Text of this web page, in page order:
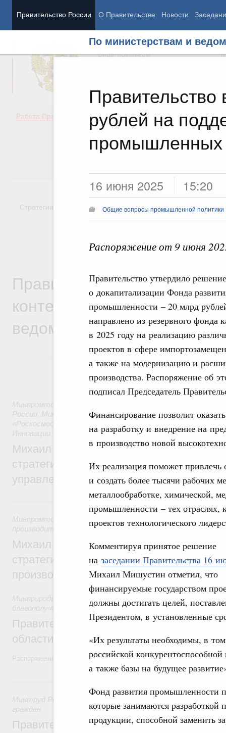
Правительство России О Правительстве Новости
По министерствам и
рублей на
промышленных
16 июня 2025 15:20
Общие вопросы промышленной политики
Распоряжение от 9 июня
Правительство утвердило решение
о докапитализации Фонда
промышленности – 20 млрд
направлено из резервного фонда
в 2025 году на реализацию
проектов в сфере
а также на модернизацию и
производства. Распоряжение об
подписал Председатель
Финансирование позволит
на разработку и внедрение на
в производство новой
Их реализация поможет
и создать более тысячи рабочих
металлообработке, химической,
промышленности – тех отраслях,
проектов технологического
Комментируя принятое решение
на заседании Правительства 16
Михаил Мишустин отметил, что
финансируемые государством
должны достигать целей,
Президентом, в установленные
«Их результаты необходимы, в
российской
а также базы на будущее
Фонд развития промышленности
которые занимаются разработкой
продукции, способной заменить
Председатель Правительства
Вице-премьеры
Работа Правительства
Демография
Здоровье
Культура
Стратегии Государственные программы
Правительственная
контексте работы
ведомств
Минпромторг России
России Минсельхоз России,Минэнерго России,Минтранс
«Роскосмос»
Инновации
Михаил Мишустин дал поручения по
стратегической сессии о
управления научно-технологическим
Вчера
Минпромторг России
производительности труда и поддержки занятости
Михаил Мишустин дал поручения по
стратегической сессии, посвящённой
производительности труда
Минприроды России
Национальный
благополучие»
Правительство увеличило объём
области в рамках федерального
Распоряжение от 3 августа 2026 года №2067-р
Минтруд России 31 июля 2026
Социальная поддержка
граждан
Правительство направит регионам